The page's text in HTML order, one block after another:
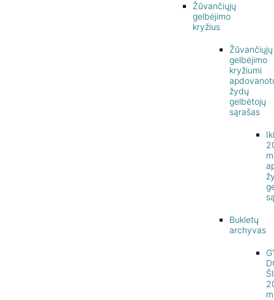
Žūvančiųjų
gelbėjimo
kryžius
Žūvančiųjų
gelbėjimo
kryžiumi
žydų
gelbėtojų
sąrašas
Iki
Bukletų
archyvas
m